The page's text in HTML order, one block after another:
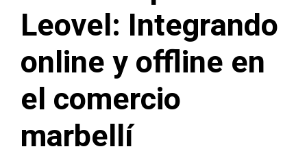
Leovel: Integrando
online y offline en
el comercio
marbellí